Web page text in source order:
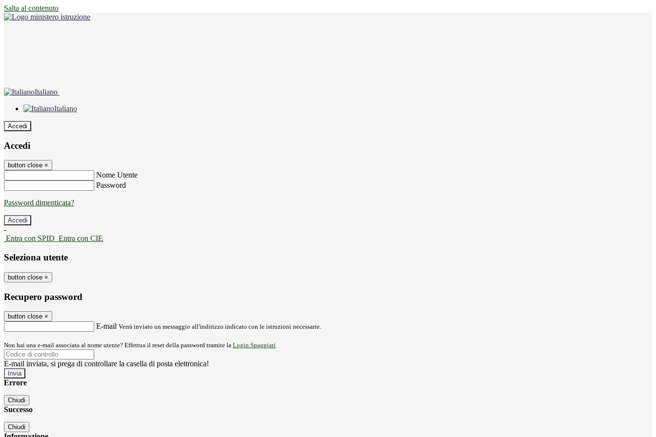
Salta al contenuto
Italiano
Italiano
Accedi
Accedi
button close ×
Nome Utente
Password
Password dimenticata?
-
Entra con SPID Entra con CIE
Seleziona utente
button close ×
Recupero password
button close ×
E-mail Verrà inviato un messaggio all'indirizzo indicato con le istruzioni necessarie.
Non hai una e-mail associata al nome utente? Effettua il reset della password tramite la Login Spaggiari
E-mail inviata, si prega di controllare la casella di posta elettronica!
Errore
Chiudi
Successo
Chiudi